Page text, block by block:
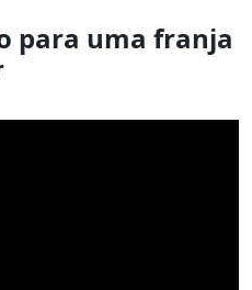
para uma franja